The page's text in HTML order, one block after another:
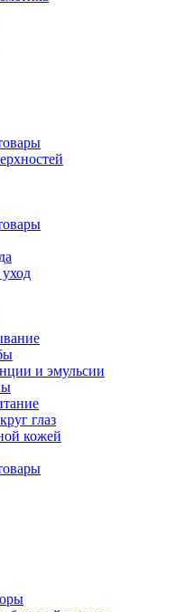
и эмульсии
глаз
кожей